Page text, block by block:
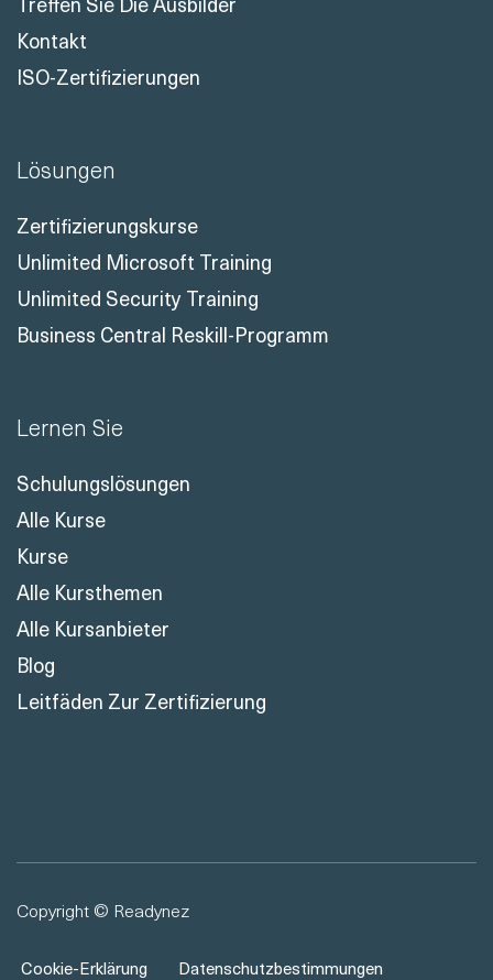
Kontakt
ISO-Zertifizierungen
Lösungen
Zertifizierungskurse
Unlimited Microsoft Training
Unlimited Security Training
Business Central Reskill-Programm
Lernen Sie
Schulungslösungen
Alle Kurse
Kurse
Alle Kursthemen
Alle Kursanbieter
Blog
Leitfäden Zur Zertifizierung
Copyright © Readynez
Cookie-Erklärung
Datenschutzbestimmungen